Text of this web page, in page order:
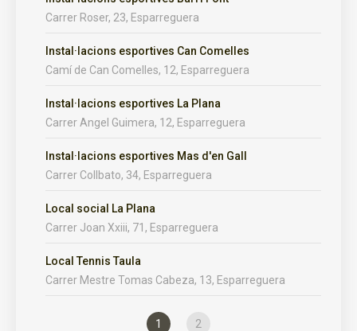
Carrer Roser, 23, Esparreguera
Instal·lacions esportives Can Comelles
Camí de Can Comelles, 12, Esparreguera
Instal·lacions esportives La Plana
Carrer Angel Guimera, 12, Esparreguera
Instal·lacions esportives Mas d'en Gall
Carrer Collbato, 34, Esparreguera
Local social La Plana
Carrer Joan Xxiii, 71, Esparreguera
Local Tennis Taula
Carrer Mestre Tomas Cabeza, 13, Esparreguera
1 2